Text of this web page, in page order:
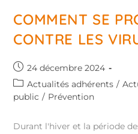
COMMENT SE
CONTRE LES
24 décembre 2024
Actualités adhérents /
public / Prévention
Durant l'hiver et la période